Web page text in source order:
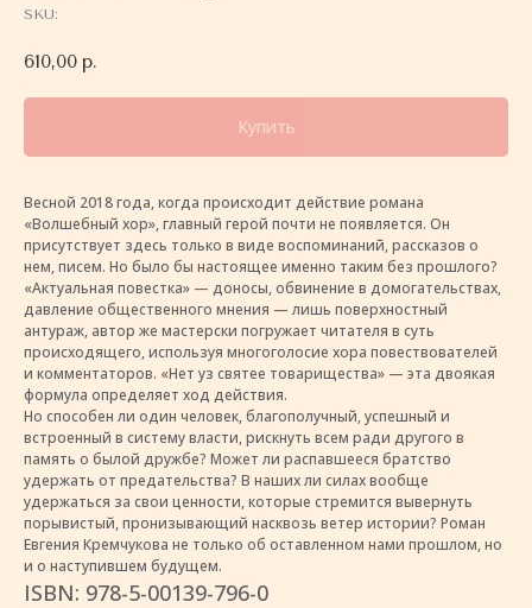
SKU:
610,00 р.
Купить
Весной 2018 года, когда происходит действие романа
«Волшебный хор», главный герой почти не появляется. Он
присутствует здесь только в виде воспоминаний, рассказов о
нем, писем. Но было бы настоящее именно таким без прошлого?
«Актуальная повестка» — доносы, обвинение в домогательствах,
давление общественного мнения — лишь поверхностный
антураж, автор же мастерски погружает читателя в суть
происходящего, используя многоголосие хора повествователей
и комментаторов. «Нет уз святее товарищества» — эта двоякая
формула определяет ход действия.
Но способен ли один человек, благополучный, успешный и
встроенный в систему власти, рискнуть всем ради другого в
память о былой дружбе? Может ли распавшееся братство
удержать от предательства? В наших ли силах вообще
удержаться за свои ценности, которые стремится вывернуть
порывистый, пронизывающий насквозь ветер истории? Роман
Евгения Кремчукова не только об оставленном нами прошлом, но
и о наступившем будущем.
ISBN: 978-5-00139-796-0